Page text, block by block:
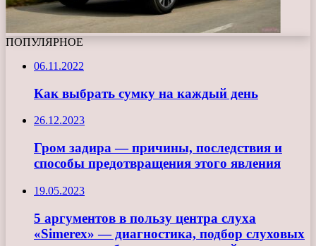
ПОПУЛЯРНОЕ
06.11.2022
Как выбрать сумку на каждый день
26.12.2023
Гром задира — причины, последствия и
способы предотвращения этого явления
19.05.2023
5 аргументов в пользу центра слуха
«Simerex» — диагностика, подбор слуховых